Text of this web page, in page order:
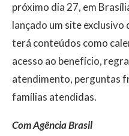
próximo dia 27, em
lançado um site
terá conteúdos como
acesso ao benefício,
atendimento, perguntas
famílias atendidas.
Com Agência Brasil